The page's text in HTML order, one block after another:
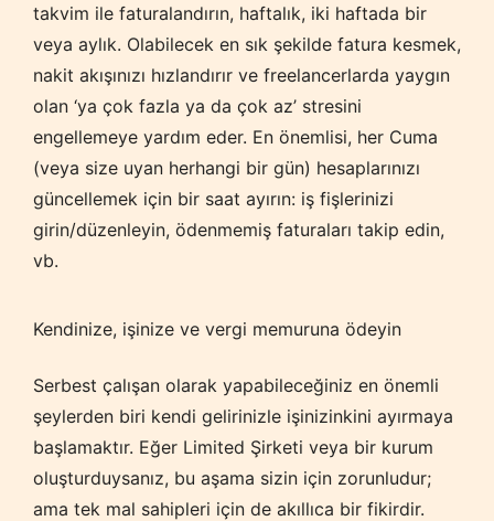
takvim ile faturalandırın, haftalık, iki haftada bir
veya aylık. Olabilecek en sık şekilde fatura kesmek,
nakit akışınızı hızlandırır ve freelancerlarda yaygın
olan ‘ya çok fazla ya da çok az’ stresini
engellemeye yardım eder. En önemlisi, her Cuma
(veya size uyan herhangi bir gün) hesaplarınızı
güncellemek için bir saat ayırın: iş fişlerinizi
girin/düzenleyin, ödenmemiş faturaları takip edin,
vb.
Kendinize, işinize ve vergi memuruna ödeyin
Serbest çalışan olarak yapabileceğiniz en önemli
şeylerden biri kendi gelirinizle işinizinkini ayırmaya
başlamaktır. Eğer Limited Şirketi veya bir kurum
oluşturduysanız, bu aşama sizin için zorunludur;
ama tek mal sahipleri için de akıllıca bir fikirdir.